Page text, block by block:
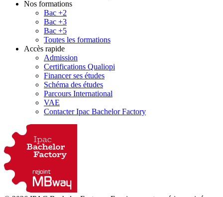
Nos formations
Bac +2
Bac +3
Bac +5
Toutes les formations
Accès rapide
Admission
Certifications Qualiopi
Financer ses études
Schéma des études
Parcours International
VAE
Contacter Ipac Bachelor Factory